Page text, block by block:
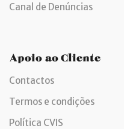
Canal de Denúncias
Apoio ao Cliente
Contactos
Termos e condições
Política CVIS